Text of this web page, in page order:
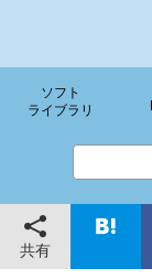
ソフト
ライブラリ
共有